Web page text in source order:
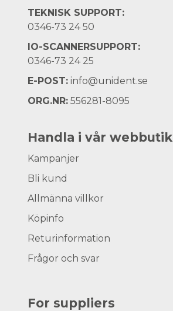
TEKNISK SUPPORT:
0346-73 24 50
IO-SCANNERSUPPORT:
0346-73 24 25
E-POST: info@unident.se
ORG.NR: 556281-8095
Handla i vår webbutik
Kampanjer
Bli kund
Allmänna villkor
Köpinfo
Returinformation
Frågor och svar
For suppliers